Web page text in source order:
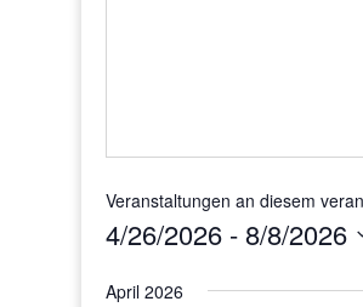
Veranstaltungen an diesem
4/26/2026 - 8/8/2026
wählen.
April 2026